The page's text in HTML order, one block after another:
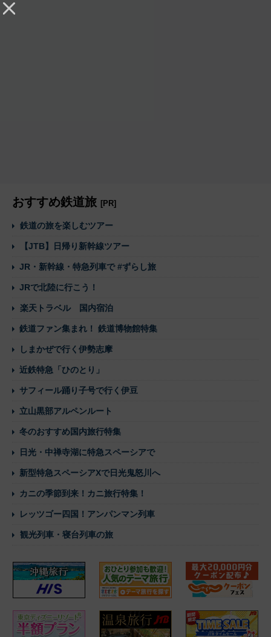
おすすめ鉄道旅 [PR]
鉄道の旅を楽しむツアー
【JTB】日帰り新幹線ツアー
JR・新幹線・特急列車で #ずらし旅
JRで北陸に行こう！
楽天トラベル 国内宿泊
鉄道ファン集まれ！ 鉄道博物館特集
しまかぜで行く伊勢志摩
近鉄特急「ひのとり」
サフィール踊り子号で行く伊豆
立山黒部アルペンルート
冬のおすすめ国内旅行特集
日光・中禅寺湖に特急スペーシアで
新型特急スペーシアXで日光鬼怒川へ
カニの季節到来！カニ旅行特集！
レッツゴー四国！アンパンマン列車
観光列車・寝台列車の旅